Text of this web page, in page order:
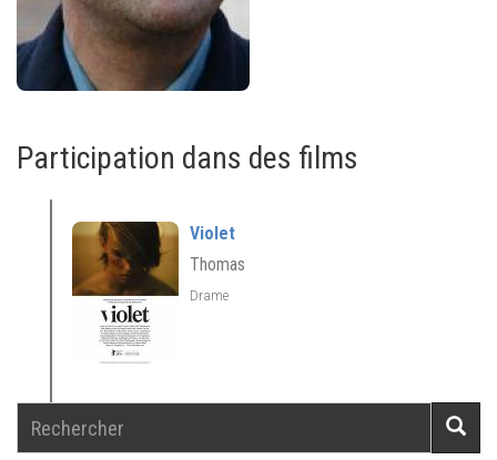
Participation dans des films
Violet
Thomas
Drame